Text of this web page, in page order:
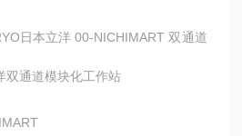
00-NICHIMART 双通道
双通道模块化工作站